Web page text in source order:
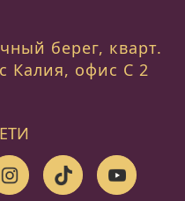
берег, кварт.
Калия, офис C 2